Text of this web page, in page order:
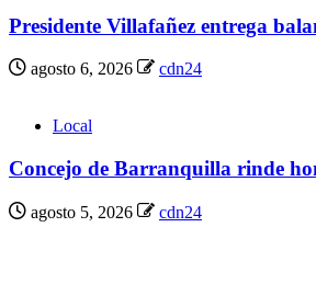
Presidente Villafañez entrega
agosto 6, 2026 cdn24
Local
Concejo de Barranquilla rinde
agosto 5, 2026 cdn24